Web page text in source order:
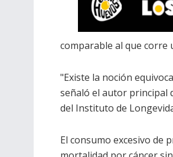
comparable al que corre
"Existe la noción
señaló el autor principal
del Instituto de
El consumo excesivo de